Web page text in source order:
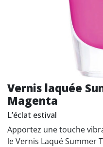
Vernis laquée
Magenta
L’éclat estival
Apportez une touche
le Vernis Laqué Summer